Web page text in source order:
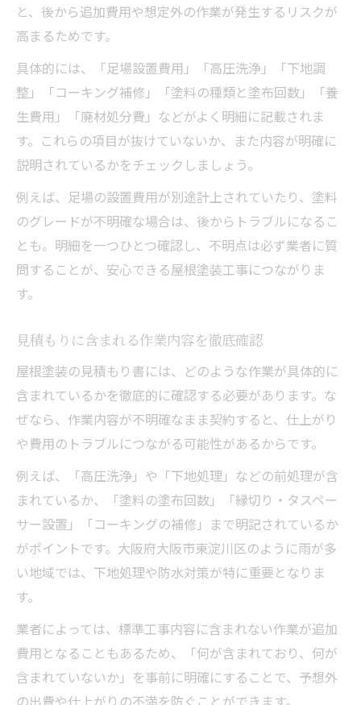
と、後から追加費用や想定外の作業が発生するリスクが
高まるためです。
具体的には、「足場設置費用」「高圧洗浄」「下地調
整」「コーキング補修」「塗料の種類と塗布回数」「養
生費用」「廃材処分費」などがよく明細に記載されま
す。これらの項目が抜けていないか、また内容が明確に
説明されているかをチェックしましょう。
例えば、足場の設置費用が別途計上されていたり、塗料
のグレードが不明確な場合は、後からトラブルになるこ
とも。明細を一つひとつ確認し、不明点は必ず業者に質
問することが、安心できる屋根塗装工事につながりま
す。
見積もりに含まれる作業内容を徹底確認
屋根塗装の見積もり書には、どのような作業が具体的に
含まれているかを徹底的に確認する必要があります。な
ぜなら、作業内容が不明確なまま契約すると、仕上がり
や費用のトラブルにつながる可能性があるからです。
例えば、「高圧洗浄」や「下地処理」などの前処理が含
まれているか、「塗料の塗布回数」「縁切り・タスペー
サー設置」「コーキングの補修」まで明記されているか
がポイントです。大阪府大阪市東淀川区のように雨が多
い地域では、下地処理や防水対策が特に重要となりま
す。
業者によっては、標準工事内容に含まれない作業が追加
費用となることもあるため、「何が含まれており、何が
含まれていないか」を事前に明確にすることで、予想外
の出費や仕上がりの不満を防ぐことができます。